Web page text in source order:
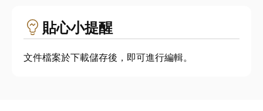
貼心小提醒
文件檔案於下載儲存後，即可進行編輯。